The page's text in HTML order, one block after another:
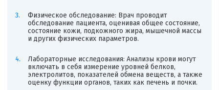
Физическое обследование: Врач проводит
обследование пациента, оценивая общее состояние,
состояние кожи, подкожного жира, мышечной массы
и других физических параметров.
Лабораторные исследования: Анализы крови могут
включать в себя измерение уровней белков,
электролитов, показателей обмена веществ, а также
оценку функции органов, таких как печень и почки.